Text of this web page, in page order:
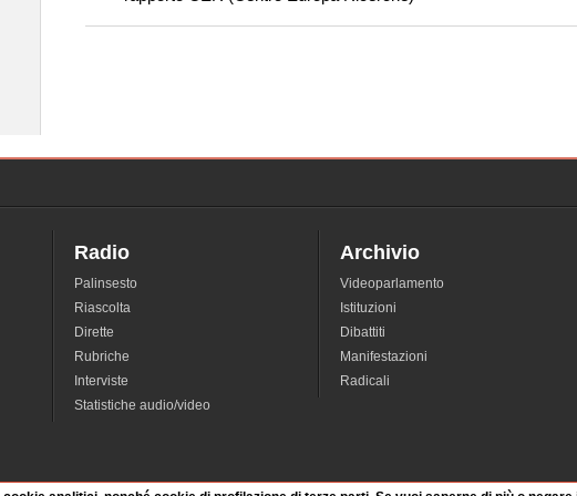
Radio
Palinsesto
Riascolta
Dirette
Rubriche
Interviste
Statistiche audio/video
Archivio
Videoparlamento
Istituzioni
Dibattiti
Manifestazioni
Radicali